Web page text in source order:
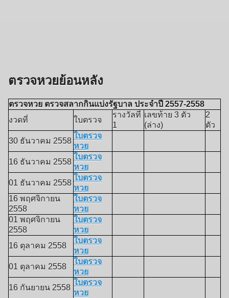
ตรวจหวยย้อนหลัง
ตรวจหวย ตรวจสลากกินแบ่งรัฐบาล ประจำปี 2557-2558
งวดที่
ใบตรวจ
รางวัลที่
1
เลขท้าย 3 ตัว
(ล่าง)
2
ตัว
30 ธันวาคม 2558
ใบตรวจ
หวย
16 ธันวาคม 2558
ใบตรวจ
หวย
01 ธันวาคม 2558
ใบตรวจ
หวย
16 พฤศจิกายน
2558
ใบตรวจ
หวย
01 พฤศจิกายน
2558
ใบตรวจ
หวย
16 ตุลาคม 2558
ใบตรวจ
หวย
01 ตุลาคม 2558
ใบตรวจ
หวย
16 กันยายน 2558
ใบตรวจ
หวย